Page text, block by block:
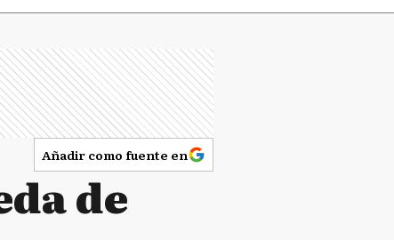
Añadir como fuente en
de